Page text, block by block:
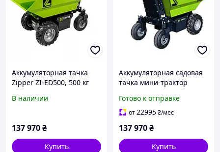
Аккумуляторная тачка
Zipper ZI-ED500, 500 кг
В наличии
137 970₴
Купить
Аккумуляторная садовая
тачка мини-трактор
Готово к отправке
от22995₴/мес
137 970₴
Купить